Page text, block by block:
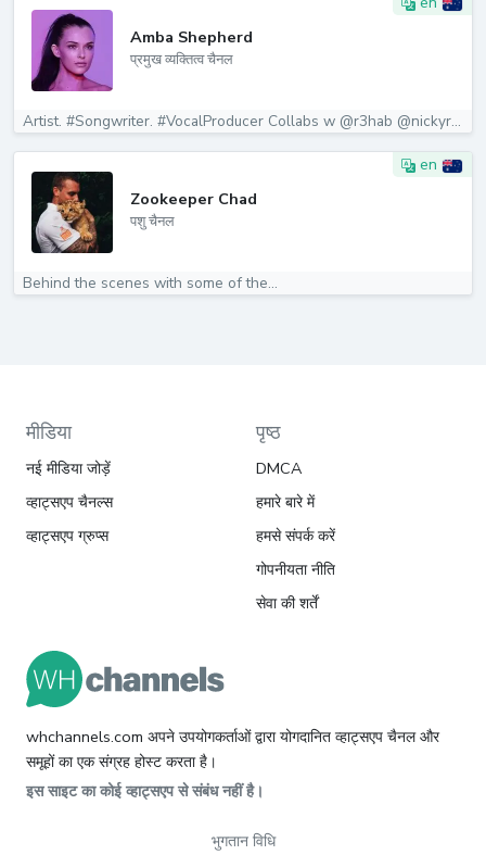
Amba Shepherd
प्रमुख व्यक्तित्व चैनल
Artist. #Songwriter. #VocalProducer Collabs w @r3hab @nickyromero...
en
Zookeeper Chad
पशु चैनल
Behind the scenes with some of the...
मीडिया
नई मीडिया जोड़ें
व्हाट्सएप चैनल्स
व्हाट्सएप ग्रुप्स
पृष्ठ
DMCA
हमारे बारे में
हमसे संपर्क करें
गोपनीयता नीति
सेवा की शर्तें
whchannels.com अपने उपयोगकर्ताओं द्वारा योगदानित व्हाट्सएप चैनल और
समूहों का एक संग्रह होस्ट करता है।
इस साइट का कोई व्हाट्सएप से संबंध नहीं है।
भुगतान विधि